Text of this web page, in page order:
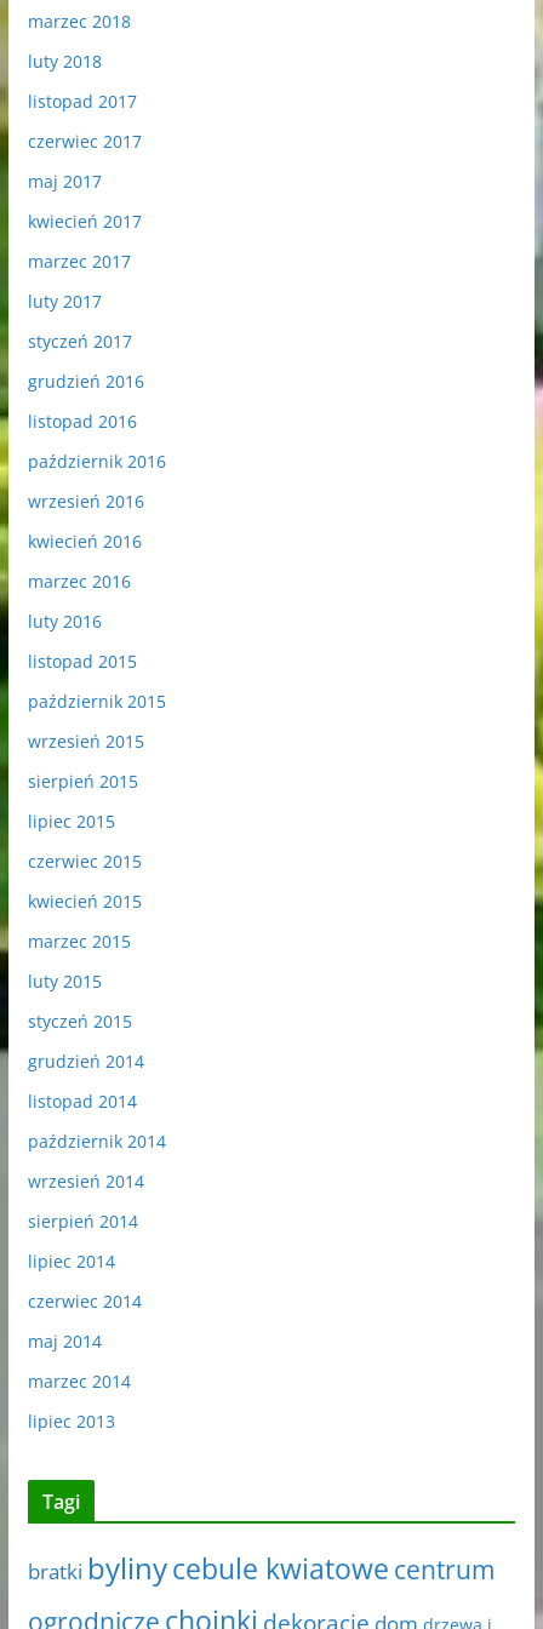
marzec 2018
luty 2018
listopad 2017
czerwiec 2017
maj 2017
kwiecień 2017
marzec 2017
luty 2017
styczeń 2017
grudzień 2016
listopad 2016
październik 2016
wrzesień 2016
kwiecień 2016
marzec 2016
luty 2016
listopad 2015
październik 2015
wrzesień 2015
sierpień 2015
lipiec 2015
czerwiec 2015
kwiecień 2015
marzec 2015
luty 2015
styczeń 2015
grudzień 2014
listopad 2014
październik 2014
wrzesień 2014
sierpień 2014
lipiec 2014
czerwiec 2014
maj 2014
marzec 2014
lipiec 2013
Tagi
bratki bylinycebule kwiatowe centrum
ogrodnicze choinki